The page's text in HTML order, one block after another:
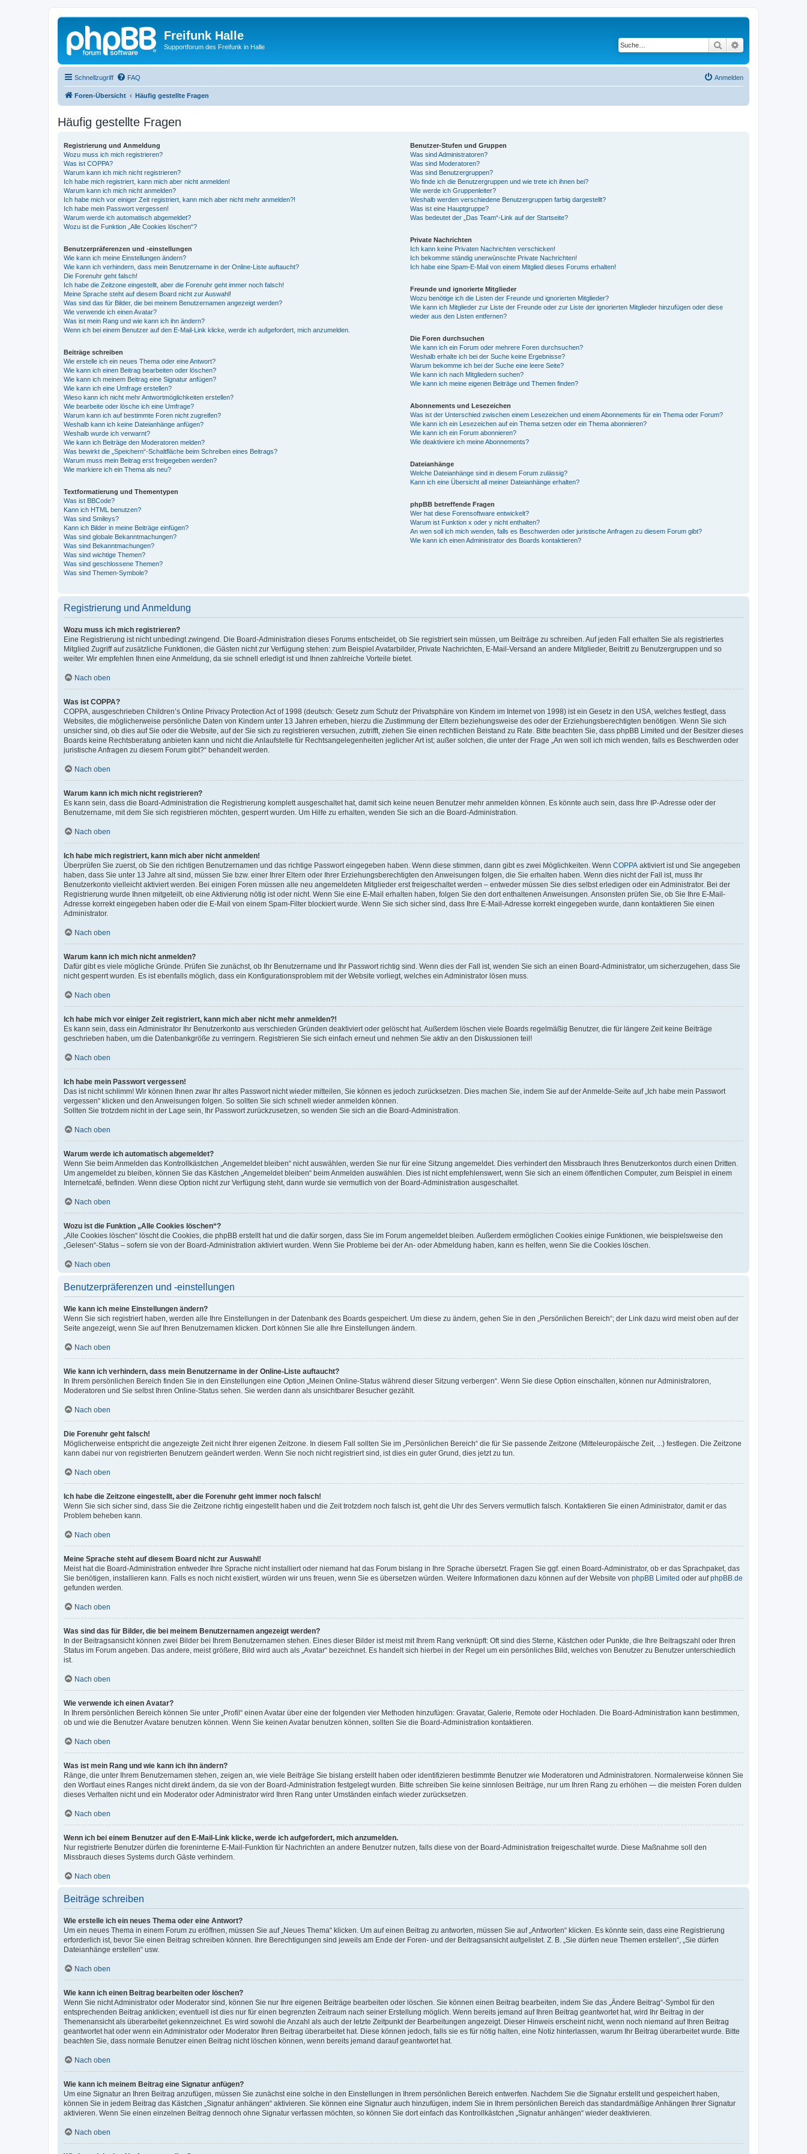
Freifunk Halle
Supportforum des Freifunk in Halle Suche
Schnellzugriff FAQ Anmelden
Foren-Übersicht Häufig gestellte Fragen
Häufig gestellte Fragen
Registrierung und Anmeldung
Wozu muss ich mich registrieren?
Was ist COPPA?
Warum kann ich mich nicht registrieren?
Ich habe mich registriert, kann mich aber nicht anmelden!
Warum kann ich mich nicht anmelden?
Ich habe mich vor einiger Zeit registriert, kann mich aber nicht mehr anmelden?!
Ich habe mein Passwort vergessen!
Warum werde ich automatisch abgemeldet?
Wozu ist die Funktion „Alle Cookies löschen“?
Benutzerpräferenzen und -einstellungen
Wie kann ich meine Einstellungen ändern?
Wie kann ich verhindern, dass mein Benutzername in der Online-Liste auftaucht?
Die Forenuhr geht falsch!
Ich habe die Zeitzone eingestellt, aber die Forenuhr geht immer noch falsch!
Meine Sprache steht auf diesem Board nicht zur Auswahl!
Was sind das für Bilder, die bei meinem Benutzernamen angezeigt werden?
Wie verwende ich einen Avatar?
Was ist mein Rang und wie kann ich ihn ändern?
Wenn ich bei einem Benutzer auf den E-Mail-Link klicke, werde ich aufgefordert, mich anzumelden.
Beiträge schreiben
Wie erstelle ich ein neues Thema oder eine Antwort?
Wie kann ich einen Beitrag bearbeiten oder löschen?
Wie kann ich meinem Beitrag eine Signatur anfügen?
Wie kann ich eine Umfrage erstellen?
Wieso kann ich nicht mehr Antwortmöglichkeiten erstellen?
Wie bearbeite oder lösche ich eine Umfrage?
Warum kann ich auf bestimmte Foren nicht zugreifen?
Weshalb kann ich keine Dateianhänge anfügen?
Weshalb wurde ich verwarnt?
Wie kann ich Beiträge den Moderatoren melden?
Was bewirkt die „Speichern“-Schaltfläche beim Schreiben eines Beitrags?
Warum muss mein Beitrag erst freigegeben werden?
Wie markiere ich ein Thema als neu?
Textformatierung und Thementypen
Was ist BBCode?
Kann ich HTML benutzen?
Was sind Smileys?
Kann ich Bilder in meine Beiträge einfügen?
Was sind globale Bekanntmachungen?
Was sind Bekanntmachungen?
Was sind wichtige Themen?
Was sind geschlossene Themen?
Was sind Themen-Symbole?
Benutzer-Stufen und Gruppen
Was sind Administratoren?
Was sind Moderatoren?
Was sind Benutzergruppen?
Wo finde ich die Benutzergruppen und wie trete ich ihnen bei?
Wie werde ich Gruppenleiter?
Weshalb werden verschiedene Benutzergruppen farbig dargestellt?
Was ist eine Hauptgruppe?
Was bedeutet der „Das Team“-Link auf der Startseite?
Private Nachrichten
Ich kann keine Privaten Nachrichten verschicken!
Ich bekomme ständig unerwünschte Private Nachrichten!
Ich habe eine Spam-E-Mail von einem Mitglied dieses Forums erhalten!
Freunde und ignorierte Mitglieder
Wozu benötige ich die Listen der Freunde und ignorierten Mitglieder?
Wie kann ich Mitglieder zur Liste der Freunde oder zur Liste der ignorierten Mitglieder hinzufügen oder diese
wieder aus den Listen entfernen?
Die Foren durchsuchen
Wie kann ich ein Forum oder mehrere Foren durchsuchen?
Weshalb erhalte ich bei der Suche keine Ergebnisse?
Warum bekomme ich bei der Suche eine leere Seite?
Wie kann ich nach Mitgliedern suchen?
Wie kann ich meine eigenen Beiträge und Themen finden?
Abonnements und Lesezeichen
Was ist der Unterschied zwischen einem Lesezeichen und einem Abonnements für ein Thema oder Forum?
Wie kann ich ein Lesezeichen auf ein Thema setzen oder ein Thema abonnieren?
Wie kann ich ein Forum abonnieren?
Wie deaktiviere ich meine Abonnements?
Dateianhänge
Welche Dateianhänge sind in diesem Forum zulässig?
Kann ich eine Übersicht all meiner Dateianhänge erhalten?
phpBB betreffende Fragen
Wer hat diese Forensoftware entwickelt?
Warum ist Funktion x oder y nicht enthalten?
An wen soll ich mich wenden, falls es Beschwerden oder juristische Anfragen zu diesem Forum gibt?
Wie kann ich einen Administrator des Boards kontaktieren?
Registrierung und Anmeldung
Wozu muss ich mich registrieren?
Eine Registrierung ist nicht unbedingt zwingend. Die Board-Administration dieses Forums entscheidet, ob Sie registriert sein müssen, um Beiträge zu schreiben. Auf jeden Fall erhalten Sie als registriertes
Mitglied Zugriff auf zusätzliche Funktionen, die Gästen nicht zur Verfügung stehen: zum Beispiel Avatarbilder, Private Nachrichten, E-Mail-Versand an andere Mitglieder, Beitritt zu Benutzergruppen und so
weiter. Wir empfehlen Ihnen eine Anmeldung, da sie schnell erledigt ist und Ihnen zahlreiche Vorteile bietet.
Nach oben
Was ist COPPA?
COPPA, ausgeschrieben Children’s Online Privacy Protection Act of 1998 (deutsch: Gesetz zum Schutz der Privatsphäre von Kindern im Internet von 1998) ist ein Gesetz in den USA, welches festlegt, dass
Websites, die möglicherweise persönliche Daten von Kindern unter 13 Jahren erheben, hierzu die Zustimmung der Eltern beziehungsweise des oder der Erziehungsberechtigten benötigen. Wenn Sie sich
unsicher sind, ob dies auf Sie oder die Website, auf der Sie sich zu registrieren versuchen, zutrifft, ziehen Sie einen rechtlichen Beistand zu Rate. Bitte beachten Sie, dass phpBB Limited und der Besitzer dieses
Boards keine Rechtsberatung anbieten kann und nicht die Anlaufstelle für Rechtsangelegenheiten jeglicher Art ist; außer solchen, die unter der Frage „An wen soll ich mich wenden, falls es Beschwerden oder
juristische Anfragen zu diesem Forum gibt?“ behandelt werden.
Nach oben
Warum kann ich mich nicht registrieren?
Es kann sein, dass die Board-Administration die Registrierung komplett ausgeschaltet hat, damit sich keine neuen Benutzer mehr anmelden können. Es könnte auch sein, dass Ihre IP-Adresse oder der
Benutzername, mit dem Sie sich registrieren möchten, gesperrt wurden. Um Hilfe zu erhalten, wenden Sie sich an die Board-Administration.
Nach oben
Ich habe mich registriert, kann mich aber nicht anmelden!
Überprüfen Sie zuerst, ob Sie den richtigen Benutzernamen und das richtige Passwort eingegeben haben. Wenn diese stimmen, dann gibt es zwei Möglichkeiten. Wenn COPPA aktiviert ist und Sie angegeben
haben, dass Sie unter 13 Jahre alt sind, müssen Sie bzw. einer Ihrer Eltern oder Ihrer Erziehungsberechtigten den Anweisungen folgen, die Sie erhalten haben. Wenn dies nicht der Fall ist, muss Ihr
Benutzerkonto vielleicht aktiviert werden. Bei einigen Foren müssen alle neu angemeldeten Mitglieder erst freigeschaltet werden – entweder müssen Sie dies selbst erledigen oder ein Administrator. Bei der
Registrierung wurde Ihnen mitgeteilt, ob eine Aktivierung nötig ist oder nicht. Wenn Sie eine E-Mail erhalten haben, folgen Sie den dort enthaltenen Anweisungen. Ansonsten prüfen Sie, ob Sie Ihre E-Mail-
Adresse korrekt eingegeben haben oder die E-Mail von einem Spam-Filter blockiert wurde. Wenn Sie sich sicher sind, dass Ihre E-Mail-Adresse korrekt eingegeben wurde, dann kontaktieren Sie einen
Administrator.
Nach oben
Warum kann ich mich nicht anmelden?
Dafür gibt es viele mögliche Gründe. Prüfen Sie zunächst, ob Ihr Benutzername und Ihr Passwort richtig sind. Wenn dies der Fall ist, wenden Sie sich an einen Board-Administrator, um sicherzugehen, dass Sie
nicht gesperrt wurden. Es ist ebenfalls möglich, dass ein Konfigurationsproblem mit der Website vorliegt, welches ein Administrator lösen muss.
Nach oben
Ich habe mich vor einiger Zeit registriert, kann mich aber nicht mehr anmelden?!
Es kann sein, dass ein Administrator Ihr Benutzerkonto aus verschieden Gründen deaktiviert oder gelöscht hat. Außerdem löschen viele Boards regelmäßig Benutzer, die für längere Zeit keine Beiträge
geschrieben haben, um die Datenbankgröße zu verringern. Registrieren Sie sich einfach erneut und nehmen Sie aktiv an den Diskussionen teil!
Nach oben
Ich habe mein Passwort vergessen!
Das ist nicht schlimm! Wir können Ihnen zwar Ihr altes Passwort nicht wieder mitteilen, Sie können es jedoch zurücksetzen. Dies machen Sie, indem Sie auf der Anmelde-Seite auf „Ich habe mein Passwort
vergessen“ klicken und den Anweisungen folgen. So sollten Sie sich schnell wieder anmelden können.
Sollten Sie trotzdem nicht in der Lage sein, Ihr Passwort zurückzusetzen, so wenden Sie sich an die Board-Administration.
Nach oben
Warum werde ich automatisch abgemeldet?
Wenn Sie beim Anmelden das Kontrollkästchen „Angemeldet bleiben“ nicht auswählen, werden Sie nur für eine Sitzung angemeldet. Dies verhindert den Missbrauch Ihres Benutzerkontos durch einen Dritten.
Um angemeldet zu bleiben, können Sie das Kästchen „Angemeldet bleiben“ beim Anmelden auswählen. Dies ist nicht empfehlenswert, wenn Sie sich an einem öffentlichen Computer, zum Beispiel in einem
Internetcafé, befinden. Wenn diese Option nicht zur Verfügung steht, dann wurde sie vermutlich von der Board-Administration ausgeschaltet.
Nach oben
Wozu ist die Funktion „Alle Cookies löschen“?
„Alle Cookies löschen“ löscht die Cookies, die phpBB erstellt hat und die dafür sorgen, dass Sie im Forum angemeldet bleiben. Außerdem ermöglichen Cookies einige Funktionen, wie beispielsweise den
„Gelesen“-Status – sofern sie von der Board-Administration aktiviert wurden. Wenn Sie Probleme bei der An- oder Abmeldung haben, kann es helfen, wenn Sie die Cookies löschen.
Nach oben
Benutzerpräferenzen und -einstellungen
Wie kann ich meine Einstellungen ändern?
Wenn Sie sich registriert haben, werden alle Ihre Einstellungen in der Datenbank des Boards gespeichert. Um diese zu ändern, gehen Sie in den „Persönlichen Bereich“; der Link dazu wird meist oben auf der
Seite angezeigt, wenn Sie auf Ihren Benutzernamen klicken. Dort können Sie alle Ihre Einstellungen ändern.
Nach oben
Wie kann ich verhindern, dass mein Benutzername in der Online-Liste auftaucht?
In Ihrem persönlichen Bereich finden Sie in den Einstellungen eine Option „Meinen Online-Status während dieser Sitzung verbergen“. Wenn Sie diese Option einschalten, können nur Administratoren,
Moderatoren und Sie selbst Ihren Online-Status sehen. Sie werden dann als unsichtbarer Besucher gezählt.
Nach oben
Die Forenuhr geht falsch!
Möglicherweise entspricht die angezeigte Zeit nicht Ihrer eigenen Zeitzone. In diesem Fall sollten Sie im „Persönlichen Bereich“ die für Sie passende Zeitzone (Mitteleuropäische Zeit, ...) festlegen. Die Zeitzone
kann dabei nur von registrierten Benutzern geändert werden. Wenn Sie noch nicht registriert sind, ist dies ein guter Grund, dies jetzt zu tun.
Nach oben
Ich habe die Zeitzone eingestellt, aber die Forenuhr geht immer noch falsch!
Wenn Sie sich sicher sind, dass Sie die Zeitzone richtig eingestellt haben und die Zeit trotzdem noch falsch ist, geht die Uhr des Servers vermutlich falsch. Kontaktieren Sie einen Administrator, damit er das
Problem beheben kann.
Nach oben
Meine Sprache steht auf diesem Board nicht zur Auswahl!
Meist hat die Board-Administration entweder Ihre Sprache nicht installiert oder niemand hat das Forum bislang in Ihre Sprache übersetzt. Fragen Sie ggf. einen Board-Administrator, ob er das Sprachpaket, das
Sie benötigen, installieren kann. Falls es noch nicht existiert, würden wir uns freuen, wenn Sie es übersetzen würden. Weitere Informationen dazu können auf der Website von phpBB Limited oder aufphpBB.de
gefunden werden.
Nach oben
Was sind das für Bilder, die bei meinem Benutzernamen angezeigt werden?
In der Beitragsansicht können zwei Bilder bei Ihrem Benutzernamen stehen. Eines dieser Bilder ist meist mit Ihrem Rang verknüpft: Oft sind dies Sterne, Kästchen oder Punkte, die Ihre Beitragszahl oder Ihren
Status im Forum angeben. Das andere, meist größere, Bild wird auch als „Avatar“ bezeichnet. Es handelt sich hierbei in der Regel um ein persönliches Bild, welches von Benutzer zu Benutzer unterschiedlich
ist.
Nach oben
Wie verwende ich einen Avatar?
In Ihrem persönlichen Bereich können Sie unter „Profil“ einen Avatar über eine der folgenden vier Methoden hinzufügen: Gravatar, Galerie, Remote oder Hochladen. Die Board-Administration kann bestimmen,
ob und wie die Benutzer Avatare benutzen können. Wenn Sie keinen Avatar benutzen können, sollten Sie die Board-Administration kontaktieren.
Nach oben
Was ist mein Rang und wie kann ich ihn ändern?
Ränge, die unter Ihrem Benutzernamen stehen, zeigen an, wie viele Beiträge Sie bislang erstellt haben oder identifizieren bestimmte Benutzer wie Moderatoren und Administratoren. Normalerweise können Sie
den Wortlaut eines Ranges nicht direkt ändern, da sie von der Board-Administration festgelegt wurden. Bitte schreiben Sie keine sinnlosen Beiträge, nur um Ihren Rang zu erhöhen — die meisten Foren dulden
dieses Verhalten nicht und ein Moderator oder Administrator wird Ihren Rang unter Umständen einfach wieder zurücksetzen.
Nach oben
Wenn ich bei einem Benutzer auf den E-Mail-Link klicke, werde ich aufgefordert, mich anzumelden.
Nur registrierte Benutzer dürfen die foreninterne E-Mail-Funktion für Nachrichten an andere Benutzer nutzen, falls diese von der Board-Administration freigeschaltet wurde. Diese Maßnahme soll den
Missbrauch dieses Systems durch Gäste verhindern.
Nach oben
Beiträge schreiben
Wie erstelle ich ein neues Thema oder eine Antwort?
Um ein neues Thema in einem Forum zu eröffnen, müssen Sie auf „Neues Thema“ klicken. Um auf einen Beitrag zu antworten, müssen Sie auf „Antworten“ klicken. Es könnte sein, dass eine Registrierung
erforderlich ist, bevor Sie einen Beitrag schreiben können. Ihre Berechtigungen sind jeweils am Ende der Foren- und der Beitragsansicht aufgelistet. Z. B. „Sie dürfen neue Themen erstellen“, „Sie dürfen
Dateianhänge erstellen“ usw.
Nach oben
Wie kann ich einen Beitrag bearbeiten oder löschen?
Wenn Sie nicht Administrator oder Moderator sind, können Sie nur Ihre eigenen Beiträge bearbeiten oder löschen. Sie können einen Beitrag bearbeiten, indem Sie das „Ändere Beitrag“-Symbol für den
entsprechenden Beitrag anklicken; eventuell ist dies nur für einen begrenzten Zeitraum nach seiner Erstellung möglich. Wenn bereits jemand auf Ihren Beitrag geantwortet hat, wird Ihr Beitrag in der
Themenansicht als überarbeitet gekennzeichnet. Es wird sowohl die Anzahl als auch der letzte Zeitpunkt der Bearbeitungen angezeigt. Dieser Hinweis erscheint nicht, wenn noch niemand auf Ihren Beitrag
geantwortet hat oder wenn ein Administrator oder Moderator Ihren Beitrag überarbeitet hat. Diese können jedoch, falls sie es für nötig halten, eine Notiz hinterlassen, warum Ihr Beitrag überarbeitet wurde. Bitte
beachten Sie, dass normale Benutzer einen Beitrag nicht löschen können, wenn bereits jemand darauf geantwortet hat.
Nach oben
Wie kann ich meinem Beitrag eine Signatur anfügen?
Um eine Signatur an Ihren Beitrag anzufügen, müssen Sie zunächst eine solche in den Einstellungen in Ihrem persönlichen Bereich entwerfen. Nachdem Sie die Signatur erstellt und gespeichert haben,
können Sie in jedem Beitrag das Kästchen „Signatur anhängen“ aktivieren. Sie können eine Signatur auch hinzufügen, indem Sie in Ihrem persönlichen Bereich das standardmäßige Anhängen Ihrer Signatur
aktivieren. Wenn Sie einen einzelnen Beitrag dennoch ohne Signatur verfassen möchten, so können Sie dort einfach das Kontrollkästchen „Signatur anhängen“ wieder deaktivieren.
Nach oben